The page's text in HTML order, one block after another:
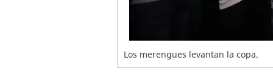
Los merengues levantan la copa.